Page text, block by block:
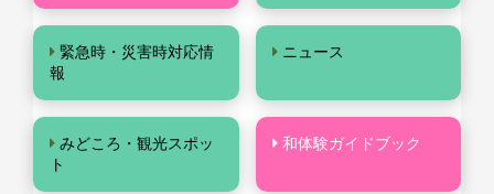
緊急時・災害時対応情
報
ニュース
みどころ・観光スポッ
ト
和体験ガイドブック